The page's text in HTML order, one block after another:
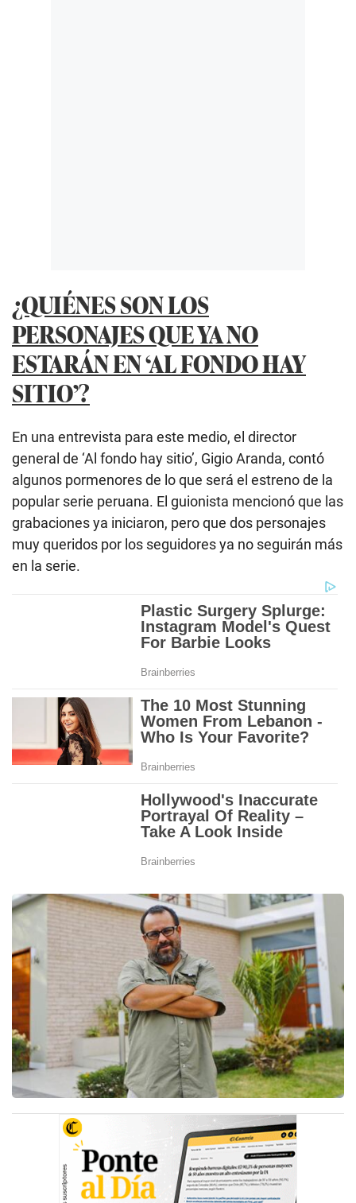
¿QUIÉNES SON LOS
PERSONAJES QUE YA NO
ESTARÁN EN ‘AL FONDO HAY
SITIO’?
En una entrevista para este medio, el director
general de ‘Al fondo hay sitio’, Gigio Aranda, contó
algunos pormenores de lo que será el estreno de la
popular serie peruana. El guionista mencionó que las
grabaciones ya iniciaron, pero que dos personajes
muy queridos por los seguidores ya no seguirán más
en la serie.